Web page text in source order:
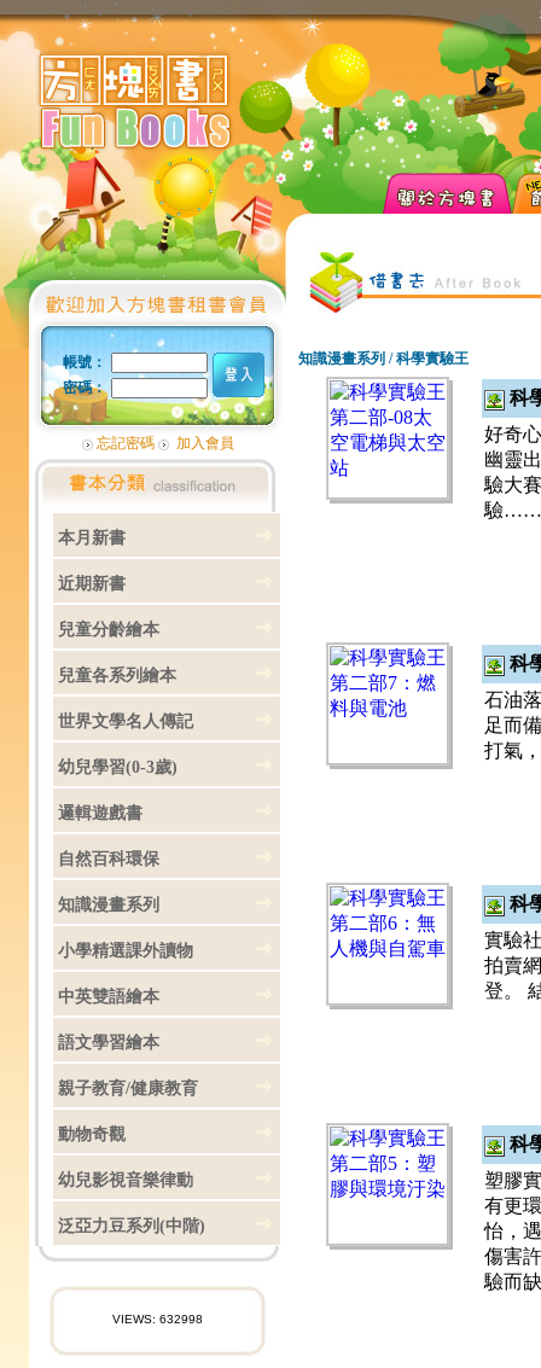
帳號：
密碼：
忘記密碼 加入會員
本月新書
近期新書
兒童分齡繪本
兒童各系列繪本
世界文學名人傳記
幼兒學習(0-3歲)
邏輯遊戲書
自然百科環保
知識漫畫系列
小學精選課外讀物
中英雙語繪本
語文學習繪本
親子教育/健康教育
動物奇觀
幼兒影視音樂律動
泛亞力豆系列(中階)
VIEWS: 632998
知識漫畫系列 / 科學實驗王
科
好奇
幽靈
驗大
驗
科
石油
足而
打氣
科
實驗
拍賣
登。
科
塑膠
有更
怡，
傷害
驗而